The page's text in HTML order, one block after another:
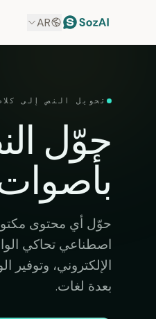
AR
تحويل النص إلى
حوّل
حوّل أي محتوى
اصطناعي تحاكي
بعدة لغات.